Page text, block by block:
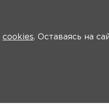
cookies. Оставаясь на